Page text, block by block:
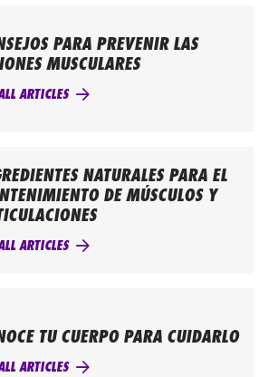
PARA PREVENIR LAS
MUSCULARES
ARTICLES
NATURALES PARA EL
DE MÚSCULOS Y
ARTICLES
TU CUERPO PARA CUIDARLO
ARTICLES